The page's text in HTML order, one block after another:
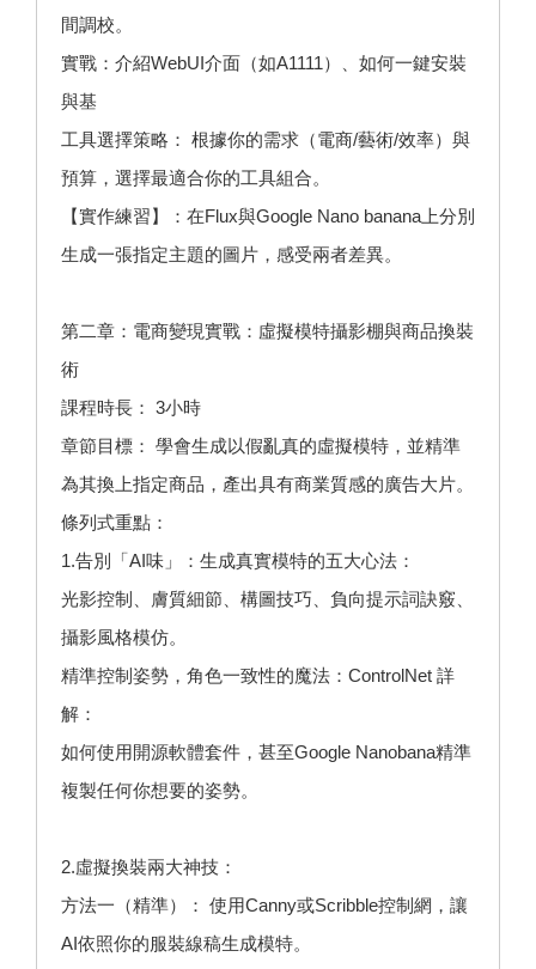
間調校。
實戰：介紹WebUI介面（如A1111）、如何一鍵安裝
與基
工具選擇策略： 根據你的需求（電商/藝術/效率）與
預算，選擇最適合你的工具組合。
【實作練習】：在Flux與Google Nano banana上分別
生成一張指定主題的圖片，感受兩者差異。
第二章：電商變現實戰：虛擬模特攝影棚與商品換裝
術
課程時長： 3小時
章節目標： 學會生成以假亂真的虛擬模特，並精準
為其換上指定商品，產出具有商業質感的廣告大片。
條列式重點：
1.告別「AI味」：生成真實模特的五大心法：
光影控制、膚質細節、構圖技巧、負向提示詞訣竅、
攝影風格模仿。
精準控制姿勢，角色一致性的魔法：ControlNet 詳
解：
如何使用開源軟體套件，甚至Google Nanobana精準
複製任何你想要的姿勢。
2.虛擬換裝兩大神技：
方法一（精準）： 使用Canny或Scribble控制網，讓
AI依照你的服裝線稿生成模特。